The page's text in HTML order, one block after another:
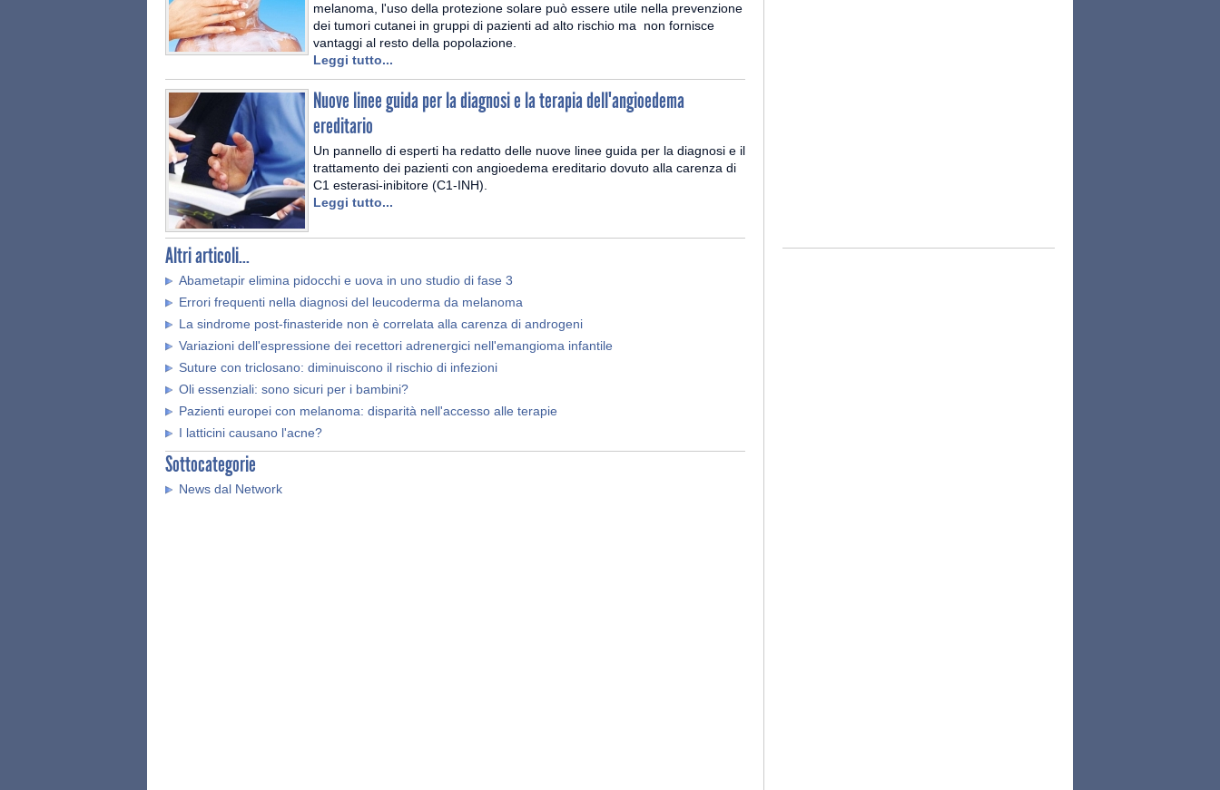
melanoma, l'uso della protezione solare può essere utile nella prevenzione
dei tumori cutanei in gruppi di pazienti ad alto rischio ma non fornisce
vantaggi al resto della popolazione.
Leggi tutto...
Nuove linee guida per la diagnosi e la terapia dell'angioedema
ereditario
Un pannello di esperti ha redatto delle nuove linee guida per la diagnosi e il
trattamento dei pazienti con angioedema ereditario dovuto alla carenza di
C1 esterasi-inibitore (C1-INH).
Leggi tutto...
Altri articoli...
Abametapir elimina pidocchi e uova in uno studio di fase 3
Errori frequenti nella diagnosi del leucoderma da melanoma
La sindrome post-finasteride non è correlata alla carenza di androgeni
Variazioni dell'espressione dei recettori adrenergici nell'emangioma infantile
Suture con triclosano: diminuiscono il rischio di infezioni
Oli essenziali: sono sicuri per i bambini?
Pazienti europei con melanoma: disparità nell'accesso alle terapie
I latticini causano l'acne?
Sottocategorie
News dal Network